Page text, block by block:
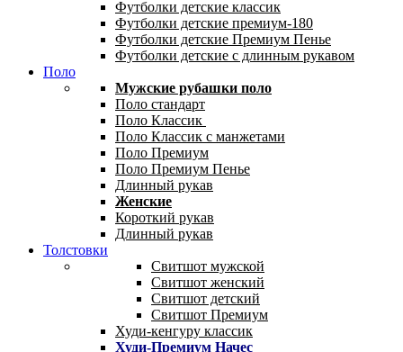
Футболки детские классик
Футболки детские премиум-180
Футболки детские Премиум Пенье
Футболки детские с длинным рукавом
Поло
Мужские рубашки поло
Поло стандарт
Поло Классик
Поло Классик с манжетами
Поло Премиум
Поло Премиум Пенье
Длинный рукав
Женские
Короткий рукав
Длинный рукав
Толстовки
Свитшот мужской
Свитшот женский
Свитшот детский
Свитшот Премиум
Худи-кенгуру классик
Худи-Премиум Начес